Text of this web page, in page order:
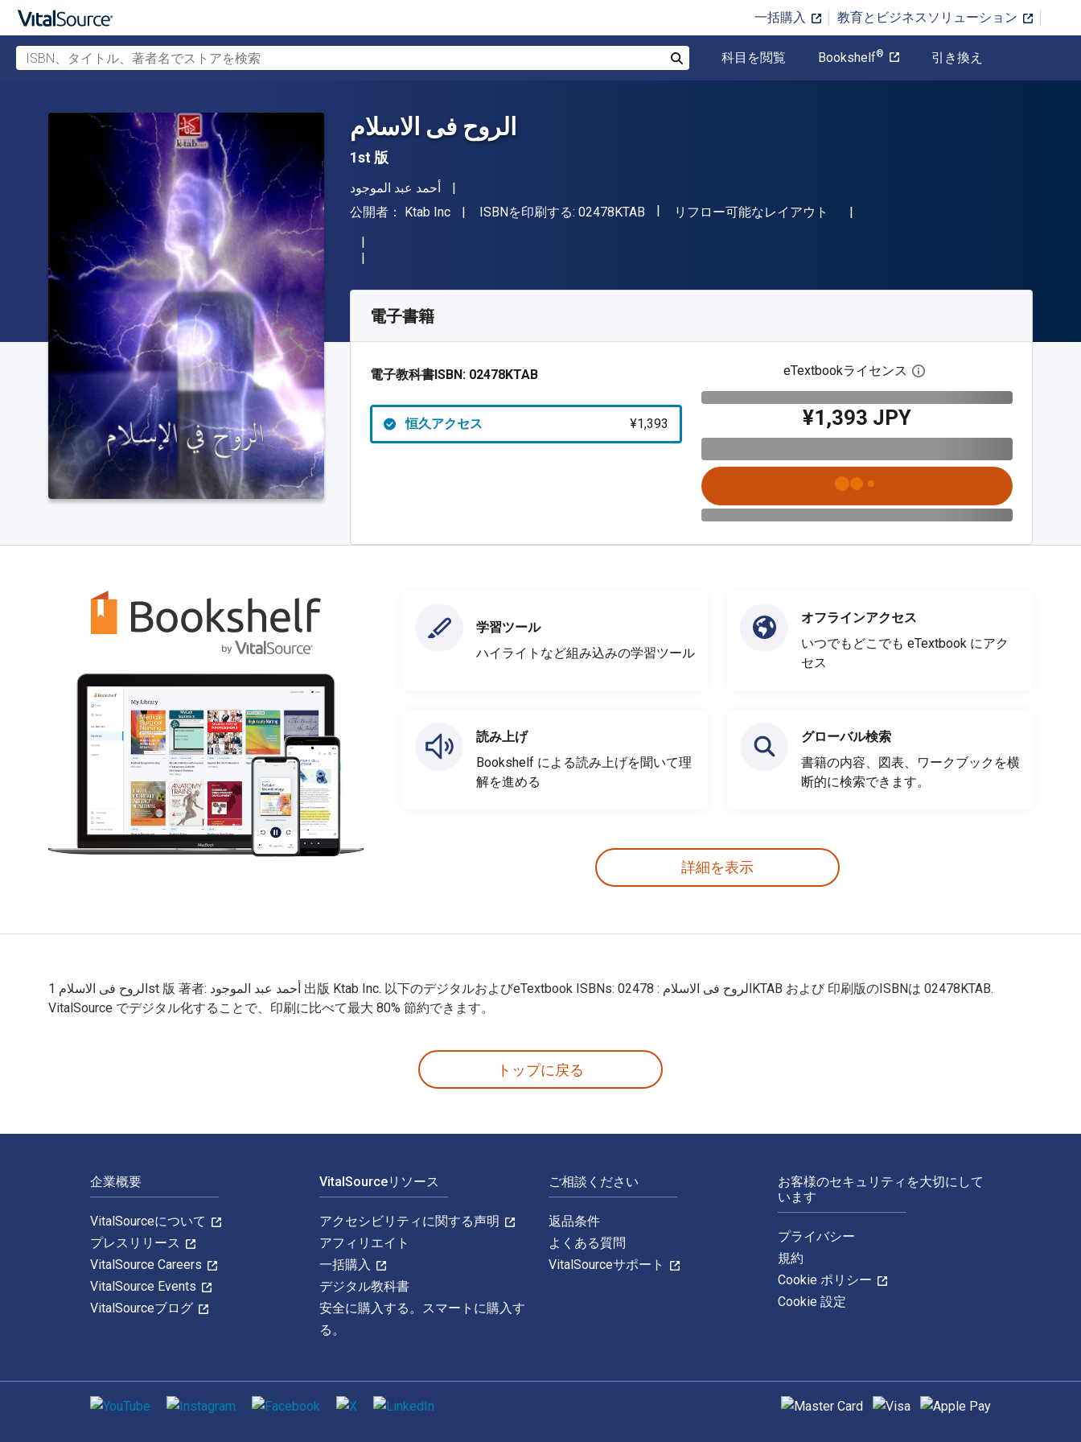
一括購入 教育とビジネスソリューション
ISBN、タイトル、著者名でストアを検索
科目を閲覧 Bookshelf® 引き換え
الروح فى الاسلام
1st 版
著者
أحمد عبد الموجود
出版社
公開者： Ktab Inc ISBNを印刷する: 02478KTAB "ISBN-13 02478KTAB"
形式
リフロー可能なレイアウト
SKU:
電子書籍
電子教科書ISBN: 02478KTAB
恒久アクセス ¥1,393
eTextbookライセンス デジタルライセンスダイ
¥1,393 JPY
学習ツール
ハイライトなど組み込みの学習ツール
読み上げ
Bookshelf による読み上げを聞いて理
解を進める
オフラインアクセス
いつでもどこでも eTextbook にアク
セス
グローバル検索
書籍の内容、図表、ワークブックを横
断的に検索できます。
詳細を表示
الروح فى الاسلام 1st 版 著者: أحمد عبد الموجود 出版 Ktab Inc. 以下のデジタルおよびeTextbook ISBNs: الروح فى الاسلام : 02478KTAB および 印刷版のISBNは 02478KTAB.
VitalSource でデジタル化することで、印刷に比べて最大 80% 節約できます。
トップに戻る
企業概要
VitalSourceについて
プレスリリース
VitalSource Careers
VitalSource Events
VitalSourceブログ
VitalSourceリソース
アクセシビリティに関する声明
アフィリエイト
一括購入
デジタル教科書
安全に購入する。スマートに購入す
る。
ご相談ください
返品条件
よくある質問
VitalSourceサポート
お客様のセキュリティを大切にして
います
プライバシー
規約
Cookie ポリシー
Cookie 設定
ソーシャルメディア サポートされている支払い方法